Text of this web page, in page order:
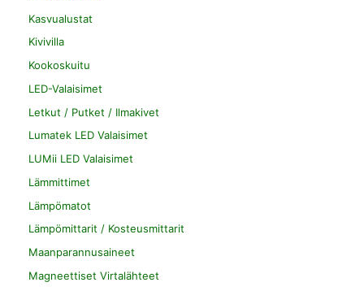
Kasvualustat
Kivivilla
Kookoskuitu
LED-Valaisimet
Letkut / Putket / Ilmakivet
Lumatek LED Valaisimet
LUMii LED Valaisimet
Lämmittimet
Lämpömatot
Lämpömittarit / Kosteusmittarit
Maanparannusaineet
Magneettiset Virtalähteet